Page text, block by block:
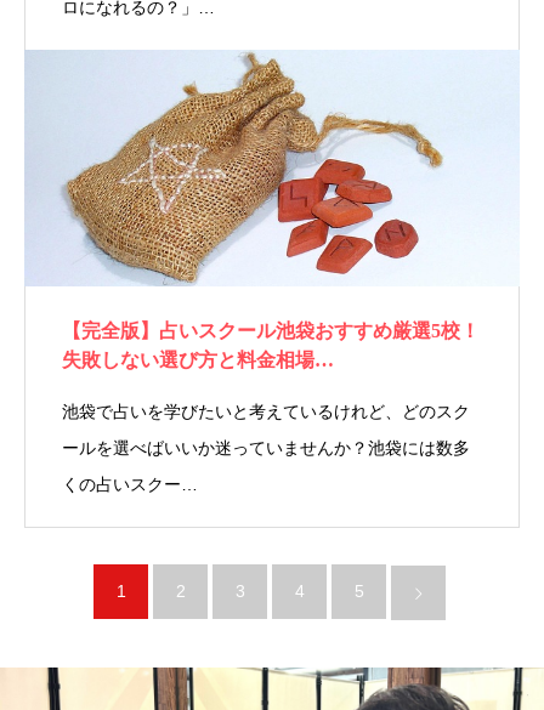
ロになれるの？」…
【完全版】占いスクール池袋おすすめ厳選5校！
失敗しない選び方と料金相場…
池袋で占いを学びたいと考えているけれど、どのスク
ールを選べばいいか迷っていませんか？池袋には数多
くの占いスクー…
1 2 3 4 5